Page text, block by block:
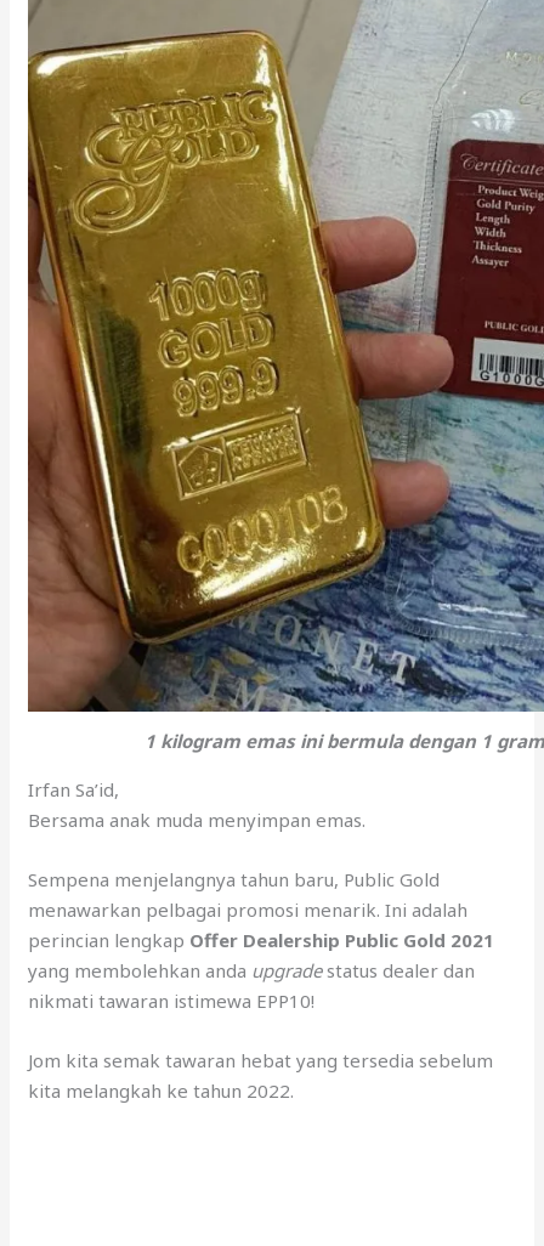
1 kilogram emas ini bermula dengan 1
Irfan Sa’id,
Bersama anak muda menyimpan emas.
Sempena menjelangnya tahun baru, Public Gold
menawarkan pelbagai promosi menarik. Ini adalah
perincian lengkap Offer Dealership Public Gold 2021
yang membolehkan anda upgradestatus dealer dan
nikmati tawaran istimewa EPP10!
Jom kita semak tawaran hebat yang tersedia sebelum
kita melangkah ke tahun 2022.